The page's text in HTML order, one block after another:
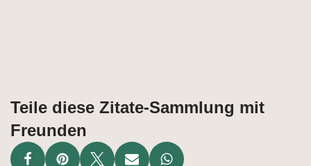
Teile diese Zitate-Sammlung mit
Freunden